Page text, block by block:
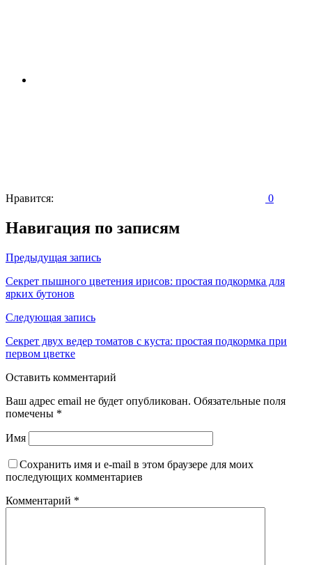
Нравится: 0
Навигация по записям
Предыдущая запись
Секрет пышного цветения ирисов: простая подкормка для
ярких бутонов
Следующая запись
Секрет двух ведер томатов с куста: простая подкормка при
первом цветке
Оставить комментарий
Ваш адрес email не будет опубликован. Обязательные поля
помечены *
Имя
Сохранить имя и e-mail в этом браузере для моих
последующих комментариев
Комментарий *